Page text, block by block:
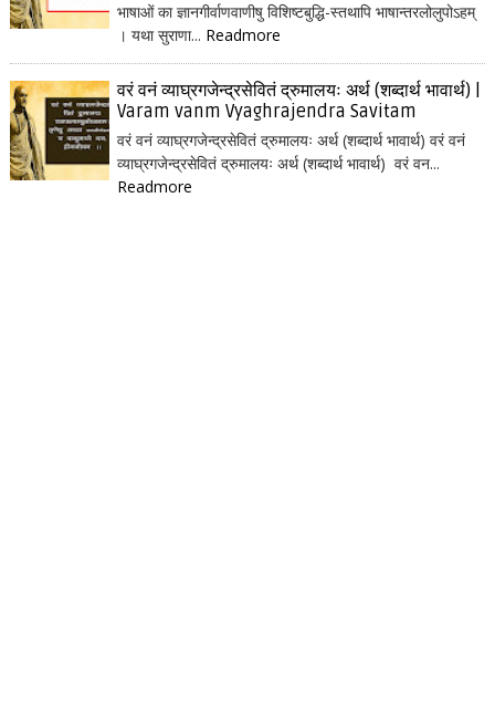
भाषाओं का ज्ञानगीर्वाणवाणीषु विशिष्टबुद्धि-स्तथापि भाषान्तरलोलुपोऽहम्
। यथा सुराणा... Readmore
वरं वनं व्याघ्रगजेन्द्रसेवितं द्रुमालयः अर्थ (शब्दार्थ भावार्थ) |
Varam vanm Vyaghrajendra Savitam
वरं वनं व्याघ्रगजेन्द्रसेवितं द्रुमालयः अर्थ (शब्दार्थ भावार्थ) वरं वनं
व्याघ्रगजेन्द्रसेवितं द्रुमालयः अर्थ (शब्दार्थ भावार्थ) वरं वन...
Readmore